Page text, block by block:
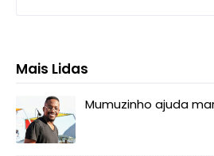
Mais Lidas
Mumuzinho ajuda